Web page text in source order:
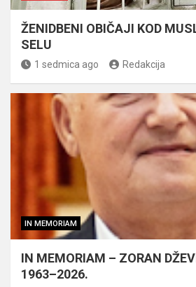
ŽENIDBENI OBIČAJI KOD
SELU
1 sedmica ago Redakcija
IN MEMORIAM
IN MEMORIAM – ZORAN
1963–2026.